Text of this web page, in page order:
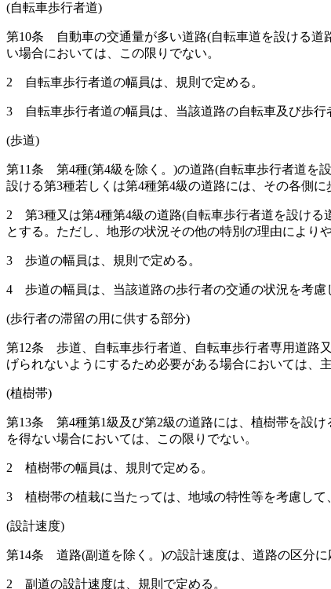
(自転車歩行者道)
第10条 自動車の交通量が多い道路(自転車道を設ける道
い場合においては、この限りでない。
2 自転車歩行者道の幅員は、規則で定める。
3 自転車歩行者道の幅員は、当該道路の自転車及び歩
(歩道)
第11条 第4種(第4級を除く。)の道路(自転車歩行者道を
設ける第3種若しくは第4種第4級の道路には、その各側に
2 第3種又は第4種第4級の道路(自転車歩行者道を設ける
とする。 ただし、地形の状況その他の特別の理由により
3 歩道の幅員は、規則で定める。
4 歩道の幅員は、当該道路の歩行者の交通の状況を考慮
(歩行者の滞留の用に供する部分)
第12条
歩道、自転車歩行者道、自転車歩行者専用道路
げられないようにするため必要がある場合においては、
(植樹帯)
第13条 第4種第1級及び第2級の道路には、植樹帯を設
を得ない場合においては、この限りでない。
2 植樹帯の幅員は、規則で定める。
3 植樹帯の植栽に当たっては、地域の特性等を考慮し
(設計速度)
第14条 道路(副道を除く。)の設計速度は、道路の区分に
2 副道の設計速度は、規則で定める。